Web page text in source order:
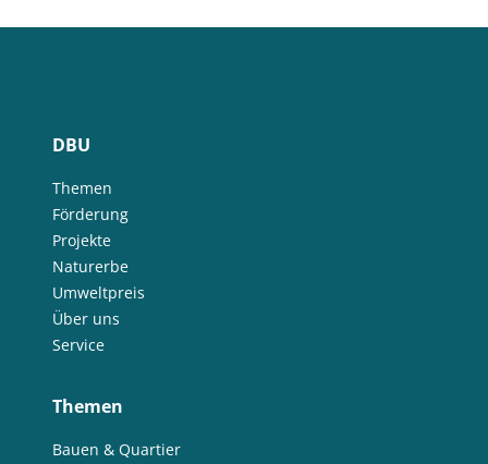
DBU
Themen
Förderung
Projekte
Naturerbe
Umweltpreis
Über uns
Service
Themen
Bauen & Quartier